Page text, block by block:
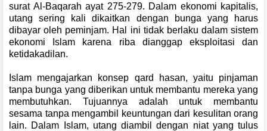
surat Al-Baqarah ayat 275-279. Dalam ekonomi kapitalis,
utang sering kali dikaitkan dengan bunga yang harus
dibayar oleh peminjam. Hal ini tidak berlaku dalam sistem
ekonomi Islam karena riba dianggap eksploitasi dan
ketidakadilan.
Islam mengajarkan konsep qard hasan, yaitu pinjaman
tanpa bunga yang diberikan untuk membantu mereka yang
membutuhkan. Tujuannya adalah untuk membantu
sesama tanpa mengambil keuntungan dari kesulitan orang
lain. Dalam Islam, utang diambil dengan niat yang tulus